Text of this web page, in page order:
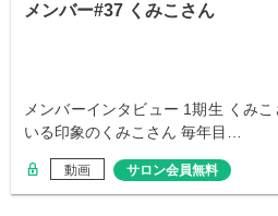
メンバー#37 くみこさん
メンバーインタビュー 1期生 くみ
いる印象のくみこさん 毎年目…
動画 サロン会員無料